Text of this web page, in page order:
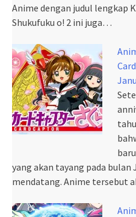
Anime dengan judul lengkap
Shukufuku o! 2 ini juga…
yang akan tayang pada bulan
mendatang. Anime tersebut